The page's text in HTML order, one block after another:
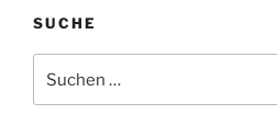
SUCHE
nach: